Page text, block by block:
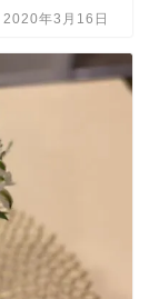
2020年3月16日